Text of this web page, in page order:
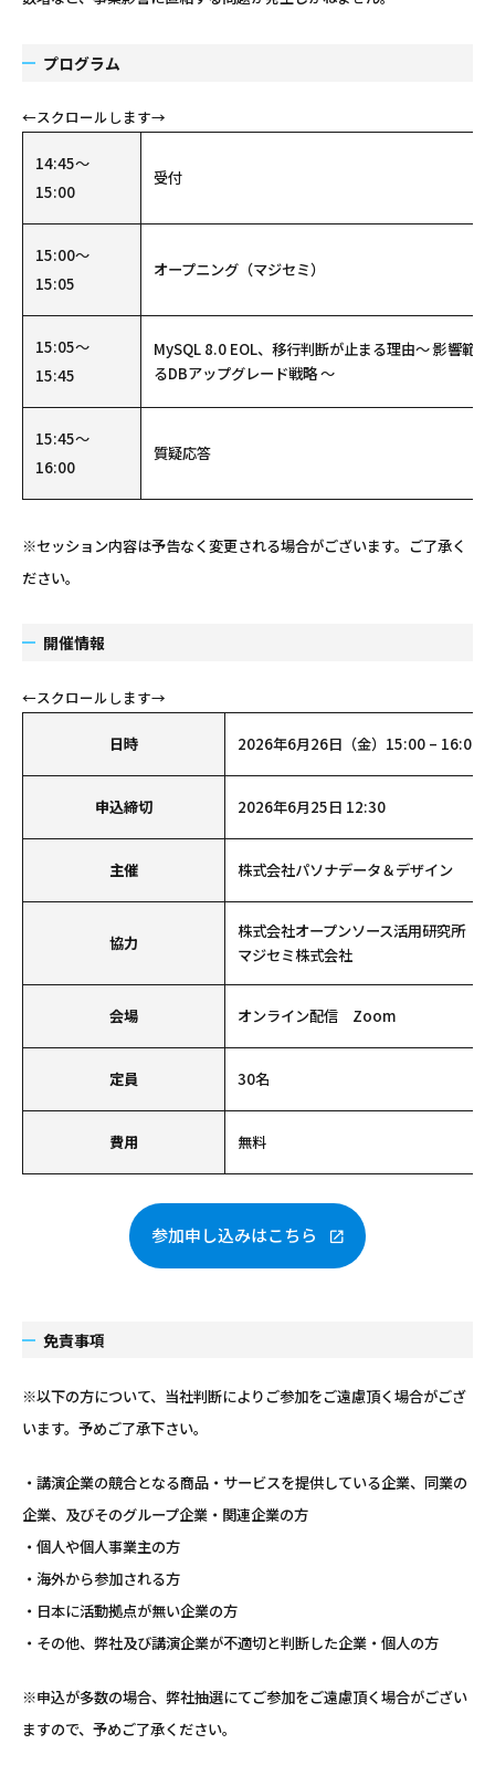
プログラム
14:45～
15:00
受付
15:00～
15:05
オープニング（マジセミ）
15:05～
15:45
MySQL 8.0 EOL、移行判断が止まる理由～ 影響範
るDBアップグレード戦略 ～
15:45～
16:00
質疑応答
※セッション内容は予告なく変更される場合がございます。ご了承く
ださい。
開催情報
日時 2026年6月26日（金）15:00 – 16:00
申込締切 2026年6月25日 12:30
主催 株式会社パソナデータ＆デザイン
協力
株式会社オープンソース活用研究所
マジセミ株式会社
会場 オンライン配信 Zoom
定員 30名
費用 無料
参加申し込みはこちら
免責事項
※以下の方について、当社判断によりご参加をご遠慮頂く場合がござ
います。予めご了承下さい。
・講演企業の競合となる商品・サービスを提供している企業、同業の
企業、及びそのグループ企業・関連企業の方
・個人や個人事業主の方
・海外から参加される方
・日本に活動拠点が無い企業の方
・その他、弊社及び講演企業が不適切と判断した企業・個人の方
※申込が多数の場合、弊社抽選にてご参加をご遠慮頂く場合がござい
ますので、予めご了承ください。